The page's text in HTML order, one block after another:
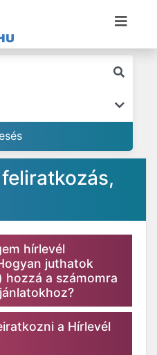
hírlevél
juthatok
hozzá a számomra
a Hírlevél